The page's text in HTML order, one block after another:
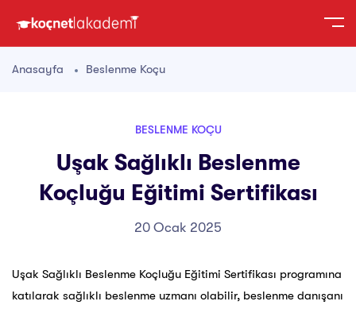
Anasayfa Beslenme Koçu
BESLENME KOÇU
Uşak Sağlıklı Beslenme
Koçluğu Eğitimi Sertifikası
20 Ocak 2025
Uşak Sağlıklı Beslenme Koçluğu Eğitimi Sertifikası programına
katılarak sağlıklı beslenme uzmanı olabilir, beslenme danışanı